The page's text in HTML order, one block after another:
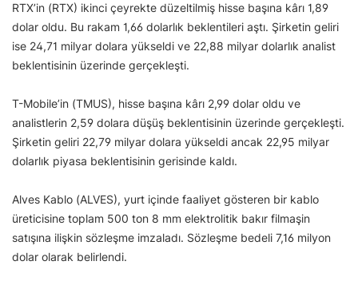
RTX’in (RTX) ikinci çeyrekte düzeltilmiş hisse başına kârı 1,89
dolar oldu. Bu rakam 1,66 dolarlık beklentileri aştı. Şirketin geliri
ise 24,71 milyar dolara yükseldi ve 22,88 milyar dolarlık analist
beklentisinin üzerinde gerçekleşti.
T-Mobile’in (TMUS), hisse başına kârı 2,99 dolar oldu ve
analistlerin 2,59 dolara düşüş beklentisinin üzerinde gerçekleşti.
Şirketin geliri 22,79 milyar dolara yükseldi ancak 22,95 milyar
dolarlık piyasa beklentisinin gerisinde kaldı.
Alves Kablo (ALVES), yurt içinde faaliyet gösteren bir kablo
üreticisine toplam 500 ton 8 mm elektrolitik bakır filmaşin
satışına ilişkin sözleşme imzaladı. Sözleşme bedeli 7,16 milyon
dolar olarak belirlendi.